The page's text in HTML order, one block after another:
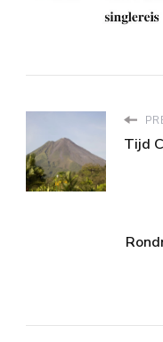
Tijd